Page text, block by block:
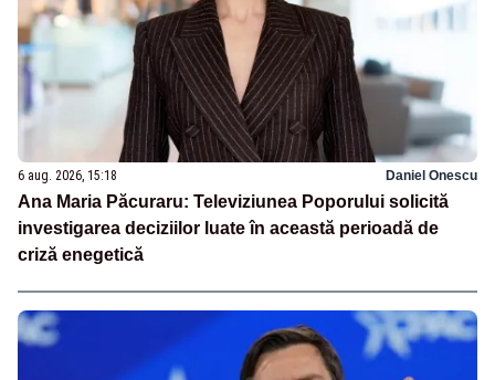
6 aug. 2026, 15:18 Daniel Onescu
Ana Maria Păcuraru: Televiziunea Poporului solicită
investigarea deciziilor luate în această perioadă de
criză enegetică